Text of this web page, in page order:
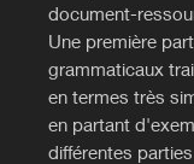
document-
Une première
grammaticaux
en termes très
en partant
différentes